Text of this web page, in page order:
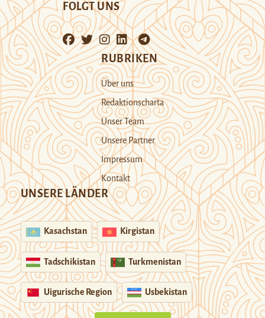
FOLGT UNS
RUBRIKEN
Über uns
Redaktionscharta
Unser Team
Unsere Partner
Impressum
Kontakt
UNSERE LÄNDER
Kasachstan Kirgistan
Tadschikistan Turkmenistan
Uigurische Region Usbekistan